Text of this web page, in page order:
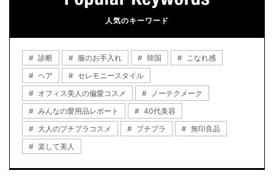
人気のキーワード
診断 服のお手入れ 韓国
こなれ感
ヘア
セレモニースタイル
オフィス美人の偏愛コスメ
ノーテクメーク
みんなの愛用品レポート
40代美容
大人のプチプラコスメ
プチプラ
無印良品
楽して美人